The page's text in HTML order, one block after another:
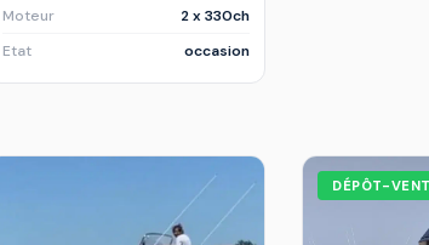
Moteur
2 x 330ch
Etat
occasion
DÉPÔT-